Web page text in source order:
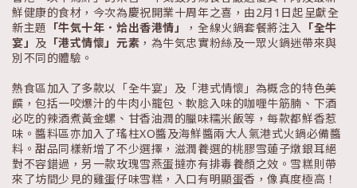
鮮健康的食材，今次為慶祝開業十周年之喜，由2月1日起呈獻全
新主題 「牛気十年．烚出香港情」 ，全線火鍋套餐將注入 「全牛
宴」 及 「港式情懷」元素 ，為牛気忠實粉絲及一眾火鍋迷帶來與
別不同的體驗。
熱食區加入了多款以「全牛宴」及「港式情懷」為概念的特色美
饌，包括一咬爆汁的牛肉小籠包、軟腍入味的咖喱牛筋腩、下酒
必吃的辣酒煮黃金螺、甘香油潤的臘味糯米飯等，每款都鮮香惹
味。醬料區亦加入了瑤柱XO醬及海鮮醬兩大人氣港式火鍋必備醬
料。甜品同樣新增了不少選擇，滋潤養選的桃膠雪蓮子燉銀耳絕
對不容錯過，另一款玫瑰雪燕蛋撻亦有排毒養顏之效。雪糕則帶
來了坊間少見的雞蛋仔味雪糕，入口有明顯蛋香，像真度極高！